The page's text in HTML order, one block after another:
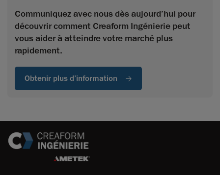
Communiquez avec nous dès aujourd’hui pour
découvrir comment Creaform Ingénierie peut
vous aider à atteindre votre marché plus
rapidement.
Obtenir plus d’information